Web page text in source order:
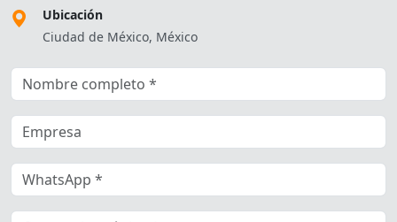
Ubicación
Ciudad de México, México